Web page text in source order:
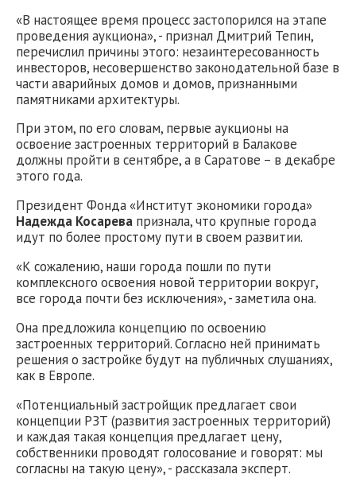
«В настоящее время процесс застопорился на этапе
проведения аукциона», - признал Дмитрий Тепин,
перечислил причины этого: незаинтересованность
инвесторов, несовершенство законодательной базе в
части аварийных домов и домов, признанными
памятниками архитектуры.
При этом, по его словам, первые аукционы на
освоение застроенных территорий в Балакове
должны пройти в сентябре, а в Саратове – в декабре
этого года.
Президент Фонда «Институт экономики города»
Надежда Косарева признала, что крупные города
идут по более простому пути в своем развитии.
«К сожалению, наши города пошли по пути
комплексного освоения новой территории вокруг,
все города почти без исключения», - заметила она.
Она предложила концепцию по освоению
застроенных территорий. Согласно ней принимать
решения о застройке будут на публичных слушаниях,
как в Европе.
«Потенциальный застройщик предлагает свои
концепции РЗТ (развития застроенных территорий)
и каждая такая концепция предлагает цену,
собственники проводят голосование и говорят: мы
согласны на такую цену», - рассказала эксперт.